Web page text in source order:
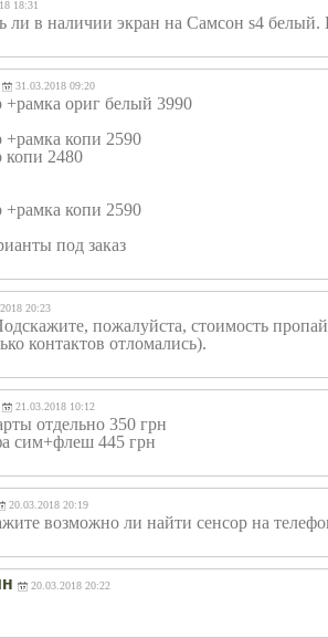
18:31
ли в наличии экран на Самсон s4 белый.
31.03.2018 09:20
+рамка ориг белый 3990
+рамка копи 2590
копи 2480
+рамка копи 2590
под заказ
20:23
пожалуйста, стоимость
контактов отломались).
21.03.2018 10:12
отдельно 350 грн
сим+флеш 445 грн
20.03.2018 20:19
возможно ли найти сенсор на
20.03.2018 20:22